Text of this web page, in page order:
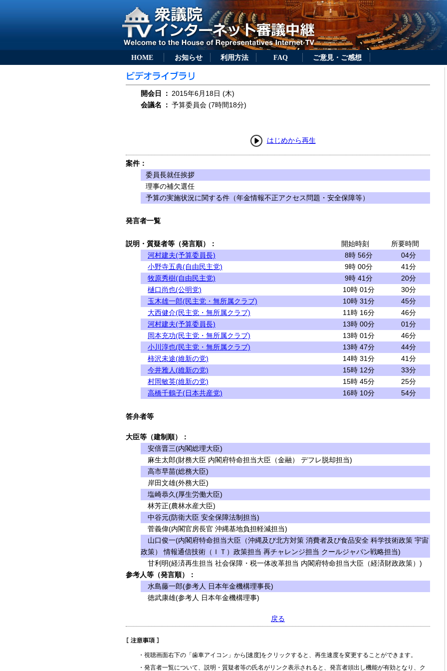
HOME お知らせ 利用方法 FAQ ご意見・ご感想
開会日 ： 2015年6月18日 (木)
会議名
： 予算委員会 (7時間18分)
はじめから再生
案件：
委員長就任挨拶
理事の補欠選任
予算の実施状況に関する件（年金情報不正アクセス問題・安全保障等）
発言者一覧
説明・質疑者等（発言順）： 開始時刻
所要時間
河村建夫(予算委員長)
8時 56分
04分
小野寺五典(自由民主党)
9時 00分
41分
牧原秀樹(自由民主党)
9時 41分
20分
樋口尚也(公明党)
10時 01分
30分
玉木雄一郎(民主党・無所属クラブ)
10時 31分
45分
大西健介(民主党・無所属クラブ)
11時 16分
46分
河村建夫(予算委員長)
13時 00分
01分
岡本充功(民主党・無所属クラブ)
13時 01分
46分
小川淳也(民主党・無所属クラブ)
13時 47分
44分
柿沢未途(維新の党)
14時 31分
41分
今井雅人(維新の党)
15時 12分
33分
村岡敏英(維新の党)
15時 45分
25分
高橋千鶴子(日本共産党)
16時 10分 54分
答弁者等
大臣等（建制順）：
安倍晋三(内閣総理大臣)
麻生太郎(財務大臣 内閣府特命担当大臣（金融） デフレ脱却担当)
高市早苗(総務大臣)
岸田文雄(外務大臣)
塩崎恭久(厚生労働大臣)
林芳正(農林水産大臣)
中谷元(防衛大臣 安全保障法制担当)
菅義偉(内閣官房長官 沖縄基地負担軽減担当)
山口俊一(内閣府特命担当大臣（沖縄及び北方対策 消費者及び食品安全 科学技術政策 宇宙
政策） 情報通信技術（ＩＴ）政策担当 再チャレンジ担当 クールジャパン戦略担当)
甘利明(経済再生担当 社会保障・税一体改革担当 内閣府特命担当大臣（経済財政政策）)
参考人等（発言順）：
水島藤一郎(参考人 日本年金機構理事長)
徳武康雄(参考人 日本年金機構理事)
戻る
・視聴画面右下の「歯車アイコン」から[速度]をクリックすると、再生速度を変更することができます。
・発言者一覧について、説明・質疑者等の氏名がリンク表示されると、発言者頭出し機能が有効となり、ク